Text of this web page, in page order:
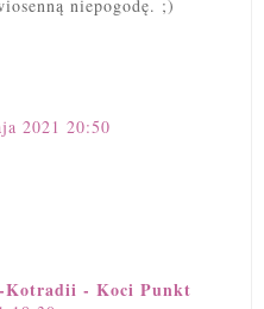
niepogodę. ;)
2021 20:50
Kotradii - Koci Punkt